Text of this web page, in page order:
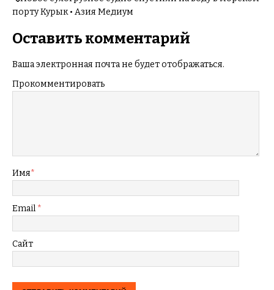
порту Курык • Азия Медиум
Оставить комментарий
Ваша электронная почта не будет отображаться.
Прокомментировать
Имя*
Email *
Сайт